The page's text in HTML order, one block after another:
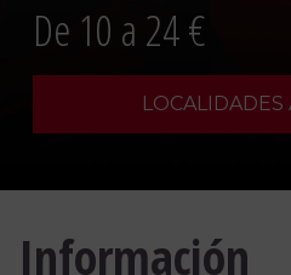
De 10 a 24 €
LOCALIDADES
Información